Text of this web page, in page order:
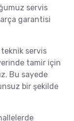
servis
garantisi
servis
tamir için
Bu sayede
bir şekilde